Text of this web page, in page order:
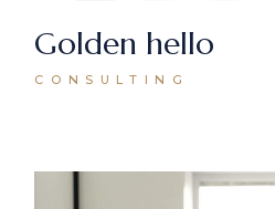
Golden hello
CONSULTING